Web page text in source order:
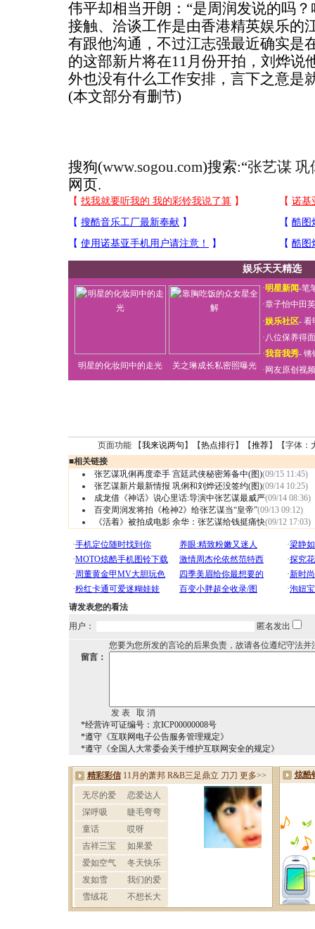
伟平却相当开朗：“是周润发说的吗
接触、洽谈工作是由香港精英娱乐的
有跟他沟通，不过江志强最近确实是
的这部新片将在11月份开拍，刘烨说
外也没有什么工作安排，言下之意是
(本文部分有删节)
搜狗(www.sogou.com)搜索:“张艺谋 巩
网页.
娱乐天天精选
明星的化妆间中的走光 关之琳成长私密照曝光
·明星新闻-笔
·章子怡中田
·娱乐社区- 看
·八位保养得
·我音我秀- 锵
· 网友原创视
页面功能 【我来说两句 】【热点排行】【推荐】【字体：
■相关链接
张艺谋巩俐再度牵手 宫廷武侠秘密筹备中(图)(09/15 11:45)
张艺谋新片最新情报 巩俐和刘烨还没签约(图)(09/14 10:25)
成龙借《神话》说心里话:导演中张艺谋最威严(09/14 08:36)
百变周润发将拍《枪神2》给张艺谋当“皇帝”(09/13 09:12)
《活着》被拍成电影 余华：张艺谋给钱挺痛快(09/12 17:03)
请发表您的看法
用户：
匿名发出
您要为您所发的言论的后果负责，故请各位遵纪守法并
留言：
*经营许可证编号：京ICP00000008号
*遵守《互联网电子公告服务管理规定》
*遵守《全国人大常委会关于维护互联网安全的规定》